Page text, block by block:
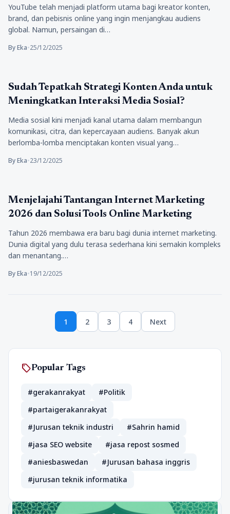
YouTube telah menjadi platform utama bagi kreator konten,
brand, dan pebisnis online yang ingin menjangkau audiens
global. Namun, persaingan di…
By Eka•25/12/2025
Berita
Sudah Tepatkah Strategi Konten Anda untuk
Meningkatkan Interaksi Media Sosial?
Media sosial kini menjadi kanal utama dalam membangun
komunikasi, citra, dan kepercayaan audiens. Banyak akun
berlomba-lomba menciptakan konten visual yang…
By Eka•23/12/2025
Berita
Menjelajahi Tantangan Internet Marketing
2026 dan Solusi Tools Online Marketing
Tahun 2026 membawa era baru bagi dunia internet marketing.
Dunia digital yang dulu terasa sederhana kini semakin kompleks
dan menantang.…
By Eka•19/12/2025
Page
1 Page
2 Page
3 Page
4 Next
sellPopular Tags
#gerakanrakyat
#Politik
#partaigerakanrakyat
#Jurusan teknik industri
#Sahrin hamid
#jasa SEO website
#jasa repost sosmed
#aniesbaswedan
#Jurusan bahasa inggris
#jurusan teknik informatika